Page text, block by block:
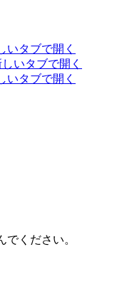
いタブで開く
しいタブで開く
いタブで開く
ください。